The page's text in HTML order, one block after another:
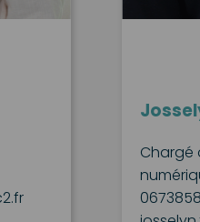
Chargé